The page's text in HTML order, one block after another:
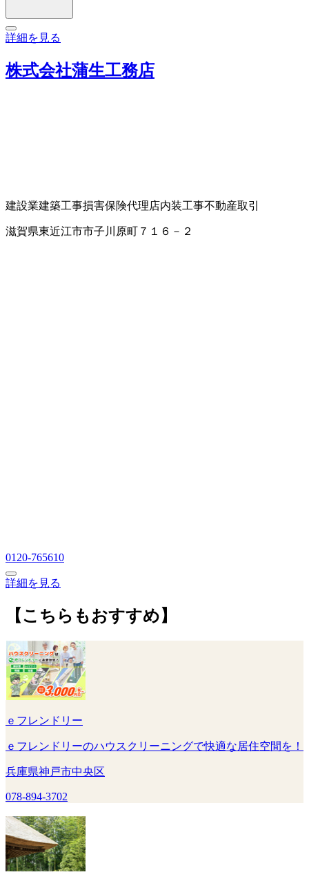
詳細を見る
株式会社蒲生工務店
建設業建築工事損害保険代理店内装工事不動産取引
滋賀県東近江市市子川原町７１６－２
0120-765610
詳細を見る
【こちらもおすすめ】
ｅフレンドリー
ｅフレンドリーのハウスクリーニングで快適な居住空間を！
兵庫県神戸市中央区
078-894-3702